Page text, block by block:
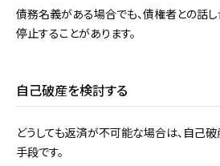
債務名義がある場合でも、債権者との話
停止することがあります。
自己破産を検討する
どうしても返済が不可能な場合は、自己
手段です。